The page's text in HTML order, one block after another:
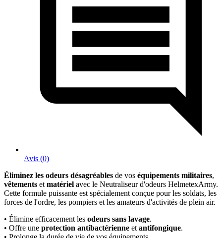
Avis (0)
Éliminez les odeurs désagréables de vos équipements militaires,
vêtements et matériel avec le Neutraliseur d'odeurs HelmetexArmy.
Cette formule puissante est spécialement conçue pour les soldats, les
forces de l'ordre, les pompiers et les amateurs d'activités de plein air.
• Élimine efficacement les odeurs sans lavage.
• Offre une protection antibactérienne et antifongique.